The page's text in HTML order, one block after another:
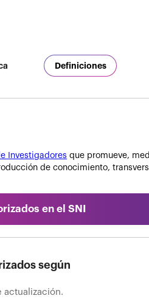
Definiciones
Investigadores que promueve,
de conocimiento,
en el SNI
según
actualización.